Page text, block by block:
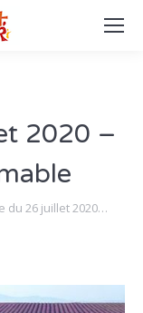
2020 –
du 26 juillet 2020…